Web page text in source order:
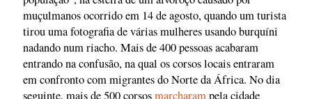
muçulmanos ocorrido em 14 de agosto, quando um turista
tirou uma fotografia de várias mulheres usando burquíni
nadando num riacho. Mais de 400 pessoas acabaram
entrando na confusão, na qual os corsos locais entraram
em confronto com migrantes do Norte da África. No dia
seguinte, mais de 500 corsosmarcharampela cidade